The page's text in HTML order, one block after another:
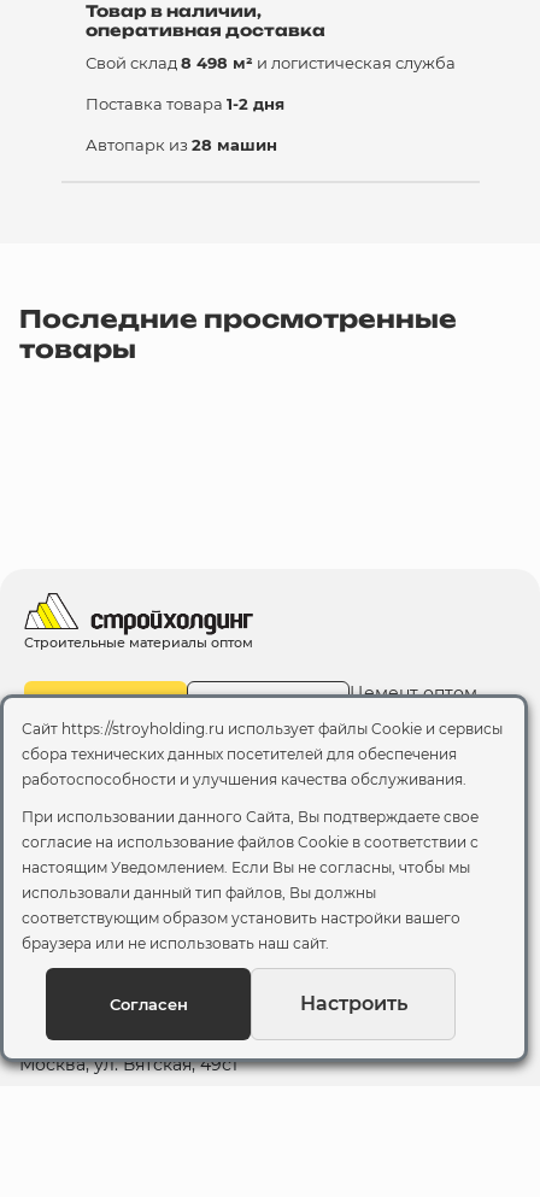
Товар в наличии,
оперативная доставка
Свой склад 8 498 м² и логистическая служба
Поставка товара 1-2 дня
Автопарк из 28 машин
Последние просмотренные
товары
Строительные материалы оптом
Каталог Все бренды Цемент оптом
Доставка
Оплата
Контакты
О компании
Все бренды
Пункт самовывоза
Склад "Черкизовский"
Офис
Москва, ул. Вятская, 49с1
Сайт https://stroyholding.ru использует файлы Cookie и сервисы
сбора технических данных посетителей для обеспечения
работоспособности и улучшения качества обслуживания.
При использовании данного Сайта, Вы подтверждаете свое
согласие на использование файлов Cookie в соответствии с
настоящим Уведомлением. Если Вы не согласны, чтобы мы
использовали данный тип файлов, Вы должны
соответствующим образом установить настройки вашего
браузера или не использовать наш сайт.
Согласен Настроить